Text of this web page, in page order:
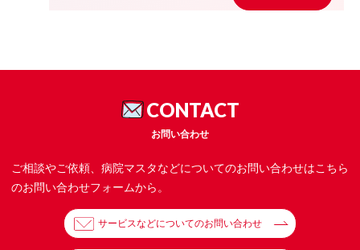
CONTACT
お問い合わせ
ご相談やご依頼、病院マスタなどについてのお問い合わせはこちら
のお問い合わせフォームから。
サービスなどについてのお問い合わせ